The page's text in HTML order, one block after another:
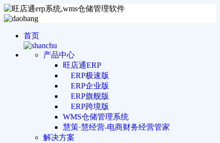
首页
产品中心
旺店通ERP
ERP极速版
ERP企业版
ERP旗舰版
ERP跨境版
WMS仓储管理系统
慧策·慧经营-电商财务经营管家
解决方案